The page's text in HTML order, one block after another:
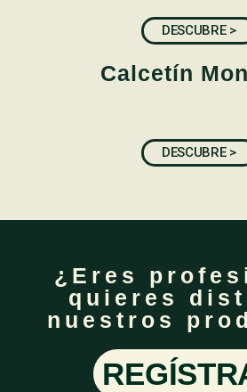
DESCUBRE >
Calcetín
DESCUBRE >
¿Eres
quieres
nuestros